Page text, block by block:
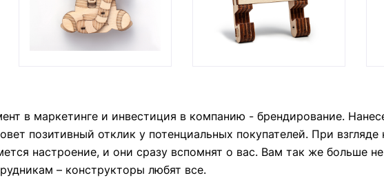
в маркетинге и инвестиция в компанию - брендирование.
позитивный отклик у потенциальных покупателей. При взгляде
настроение, и они сразу вспомнят о вас. Вам так же больше
– конструкторы любят все.